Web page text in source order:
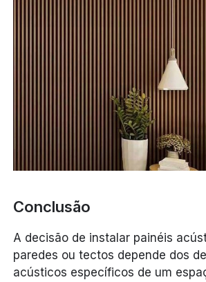
Conclusão
A decisão de instalar painéis
paredes ou tectos depende dos
acústicos específicos de um